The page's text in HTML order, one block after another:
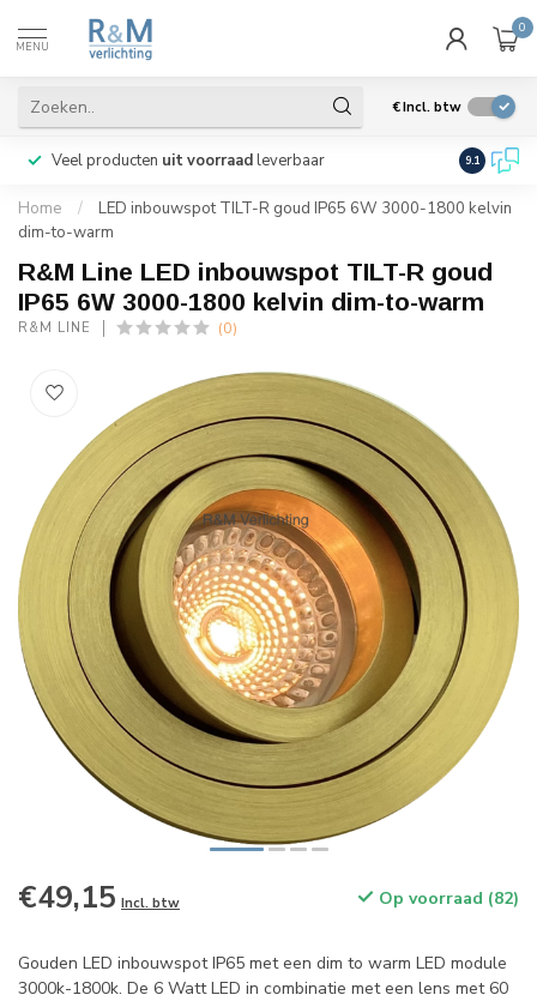
MENU
0
€Incl. btw
Veel producten uit voorraadleverbaar Wij
9.1
Home /
LED inbouwspot TILT-R goud IP65 6W 3000-1800 kelvin
dim-to-warm
R&M Line LED inbouwspot TILT-R goud
IP65 6W 3000-1800 kelvin dim-to-warm
R&M LINE (0)
€49,15 Incl. btw Op voorraad (82)
Gouden LED inbouwspot IP65 met een dim to warm LED module
3000k-1800k. De 6 Watt LED in combinatie met een lens met 60